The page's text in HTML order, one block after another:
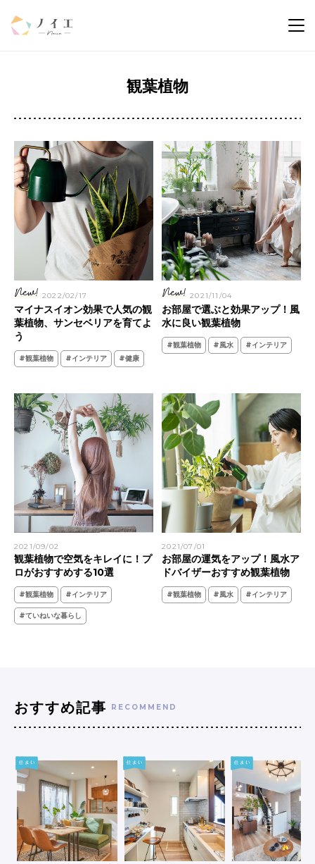
観葉植物
2022/02/17
マイナスイオン効果で人気の観
葉植物、サンセベリアを育てよ
う
#観葉植物 #インテリア #健康
2021/11/04
お部屋で選ぶと効果アップ！風
水に良い観葉植物
#観葉植物 #風水 #インテリア
2021/09/02
観葉植物で空気をキレイに！プ
ロがおすすめする10選
#観葉植物 #インテリア
#ていねいな暮らし
2021/07/01
お部屋の運気をアップ！風水ア
ドバイザーおすすめ観葉植物
#観葉植物 #風水 #インテリア
おすすめ記事 RECOMMEND